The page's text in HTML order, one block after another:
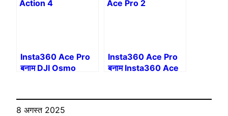
Insta360 Ace Pro
बनाम DJI Osmo
Insta360 Ace Pro
बनाम Insta360 Ace
8 अगस्त 2025